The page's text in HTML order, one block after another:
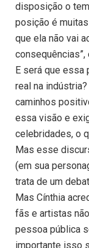
disposição o
posição é
que ela não vai
consequências”,
E será que essa
real na
caminhos
essa visão e
celebridades, o
Mas esse
(em sua
trata de um
Mas Cínthia
fãs e artistas
pessoa pública
importante isso